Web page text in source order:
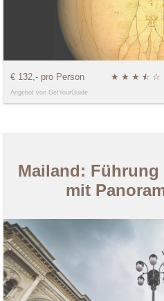
€ 132,- pro Person ★ ★ ★ ★
☆ ☆
Angebot von GetYourGuide
Mailand:
mit